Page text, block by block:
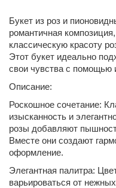
Букет из роз и
романтичная
классическую красоту
Этот букет идеально
свои чувства с помощью
Описание:
Роскошное сочетание:
изысканность и
розы добавляют
Вместе они создают
оформление.
Элегантная палитра:
варьироваться от